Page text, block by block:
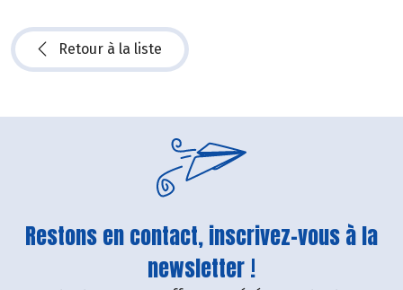
Retour à la liste
Restons en contact, inscrivez-vous à la
newsletter !